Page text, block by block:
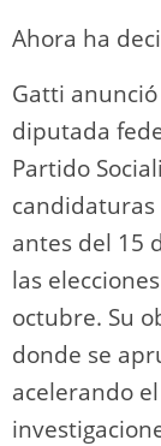
Ahora ha
Gatti
diputada
Partido
antes del 15
las
octubre. Su
donde se
acelerando